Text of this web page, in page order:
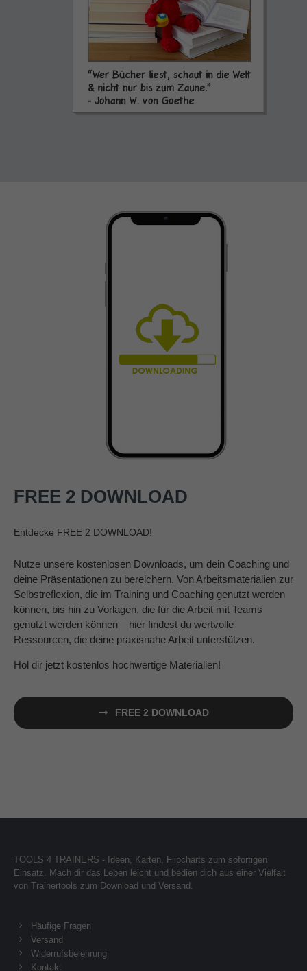
FREE 2 DOWNLOAD
Entdecke FREE 2 DOWNLOAD!
Nutze unsere kostenlosen Downloads, um dein Coaching und
deine Präsentationen zu bereichern. Von Arbeitsmaterialien zur
Selbstreflexion, die im Training und Coaching genutzt werden
können, bis hin zu Vorlagen, die für die Arbeit mit Teams
genutzt werden können – hier findest du wertvolle
Ressourcen, die deine praxisnahe Arbeit unterstützen.
Hol dir jetzt kostenlos hochwertige Materialien!
FREE 2 DOWNLOAD
TOOLS 4 TRAINERS - Ideen, Karten, Flipcharts zum sofortigen
Einsatz. Mach dir das Leben leicht und bedien dich aus einer Vielfalt
von Trainertools zum Download und Versand.
Häufige Fragen
Versand
Widerrufsbelehrung
Kontakt